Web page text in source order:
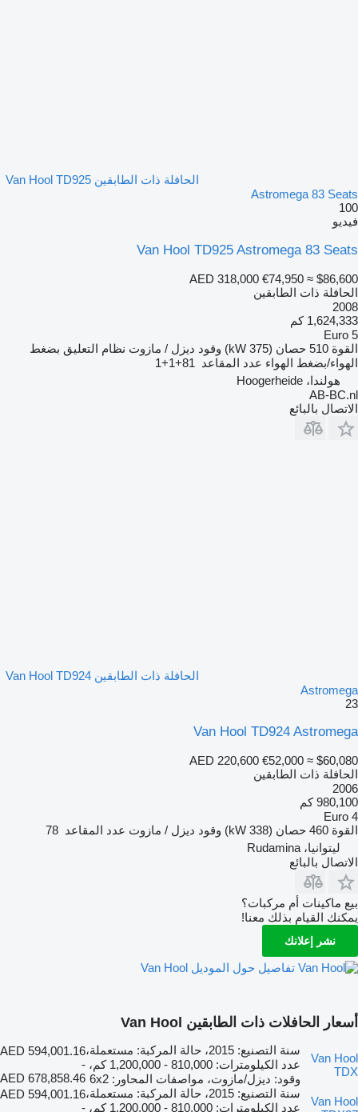
الحافلة ذات الطابقين Van Hool TD925
Astromega 83 Seats
100
فيديو
Van Hool TD925 Astromega 83 Seats
AED 318,000 €74,950 ≈ $86,600
الحافلة ذات الطابقين
2008
1,624,333 كم
Euro 5
القوة 510 حصان (375 kW) وقود ديزل / مازوت نظام التعليق بضغط
الهواء/بضغط الهواء عدد المقاعد 81+1+1
هولندا، Hoogerheide
AB-BC.nl
الاتصال بالبائع
الحافلة ذات الطابقين Van Hool TD924
Astromega
23
Van Hool TD924 Astromega
AED 220,600 €52,000 ≈ $60,080
الحافلة ذات الطابقين
2006
980,100 كم
Euro 4
القوة 460 حصان (338 kW) وقود ديزل / مازوت عدد المقاعد 78
ليتوانيا، Rudamina
الاتصال بالبائع
بيع ماكينات أم مركبات؟
يمكنك القيام بذلك معنا!
نشر إعلانك
تفاصيل حول الموديل Van Hool
أسعار الحافلات ذات الطابقين Van Hool
Van Hool
TDX
سنة التصنيع: 2015، حالة المركبة: مستعملة،
عدد الكيلومترات: 810,000 - 1,200,000 كم،
وقود: ديزل/مازوت، مواصفات المحاور: 6x2
AED 594,001.16
-
AED 678,858.46
Van Hool
سنة التصنيع: 2015، حالة المركبة: مستعملة،
عدد الكيلومترات: 810,000 - 1,200,000 كم،
AED 594,001.16
-